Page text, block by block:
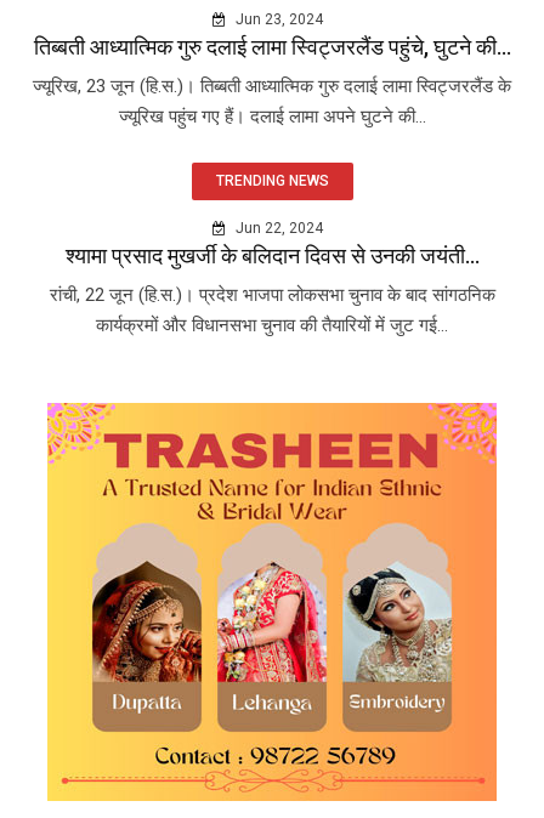
Jun 23, 2024
तिब्बती आध्यात्मिक गुरु दलाई लामा स्विट्जरलैंड पहुंचे, घुटने की...
ज्यूरिख, 23 जून (हि.स.)। तिब्बती आध्यात्मिक गुरु दलाई लामा स्विट्जरलैंड के
ज्यूरिख पहुंच गए हैं। दलाई लामा अपने घुटने की...
TRENDING NEWS
Jun 22, 2024
श्यामा प्रसाद मुखर्जी के बलिदान दिवस से उनकी जयंती...
रांची, 22 जून (हि.स.)। प्रदेश भाजपा लोकसभा चुनाव के बाद सांगठनिक
कार्यक्रमों और विधानसभा चुनाव की तैयारियों में जुट गई...